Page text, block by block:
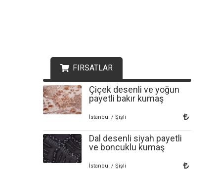
FIRSATLAR
Çiçek desenli ve yoğun
payetli bakır kumaş
İstanbul / Şişli
Dal desenli siyah payetli
ve boncuklu kumaş
İstanbul / Şişli